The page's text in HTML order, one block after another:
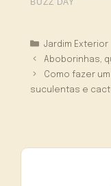
Categorias
Jardim Exterior
Aboborinhas,
Como fazer
suculentas e